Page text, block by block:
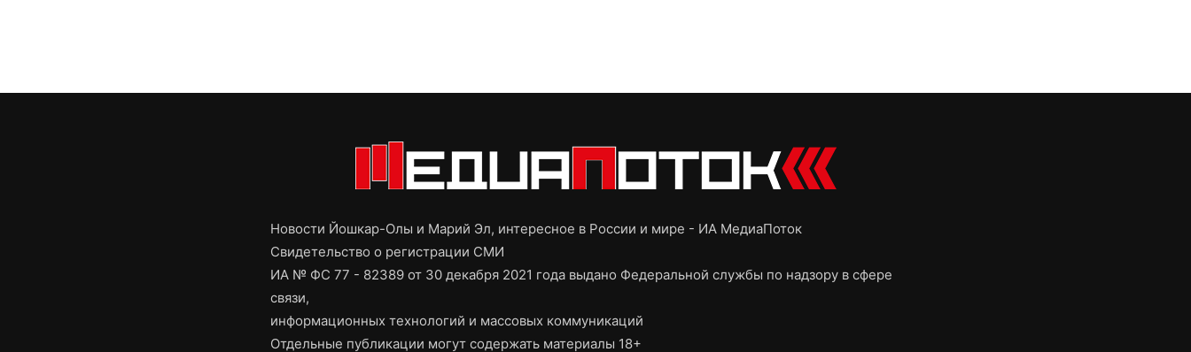
Новости Йошкар-Олы и Марий Эл, интересное в России и мире - ИА МедиаПоток
Свидетельство о регистрации СМИ
ИА № ФС 77 - 82389 от 30 декабря 2021 года выдано Федеральной службы по надзору в сфере
связи,
информационных технологий и массовых коммуникаций
Отдельные публикации могут содержать материалы 18+